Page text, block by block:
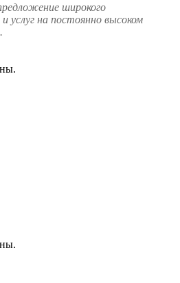
широкого
услуг на постоянно высоком